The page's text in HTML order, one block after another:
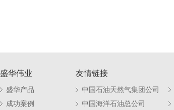
盛华伟业
盛华产品
成功案例
友情链接
中国石油天然气集团公司
中国海洋石油总公司